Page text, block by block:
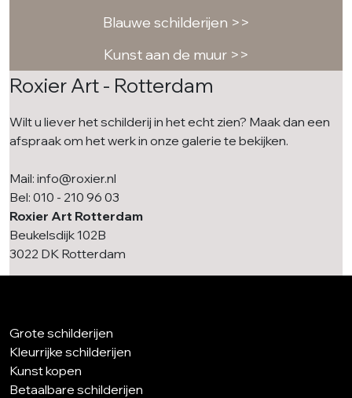
Blauwe schilderijen >>
Kunst aan de muur >>
Roxier Art - Rotterdam
Wilt u liever het schilderij in het echt zien? Maak dan een
afspraak om het werk in onze galerie te bekijken.
Mail: info@roxier.nl
Bel: 010 - 210 96 03
Roxier Art Rotterdam
Beukelsdijk 102B
3022 DK Rotterdam
Grote schilderijen
Kleurrijke schilderijen
Kunst kopen
Betaalbare schilderijen